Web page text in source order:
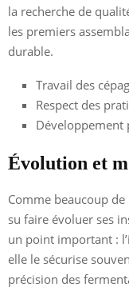
la recherche de
les premiers
durable.
Travail des
Respect des
Développement
Évolution et
Comme beaucoup
su faire évoluer ses
un point important :
elle le sécurise
précision des